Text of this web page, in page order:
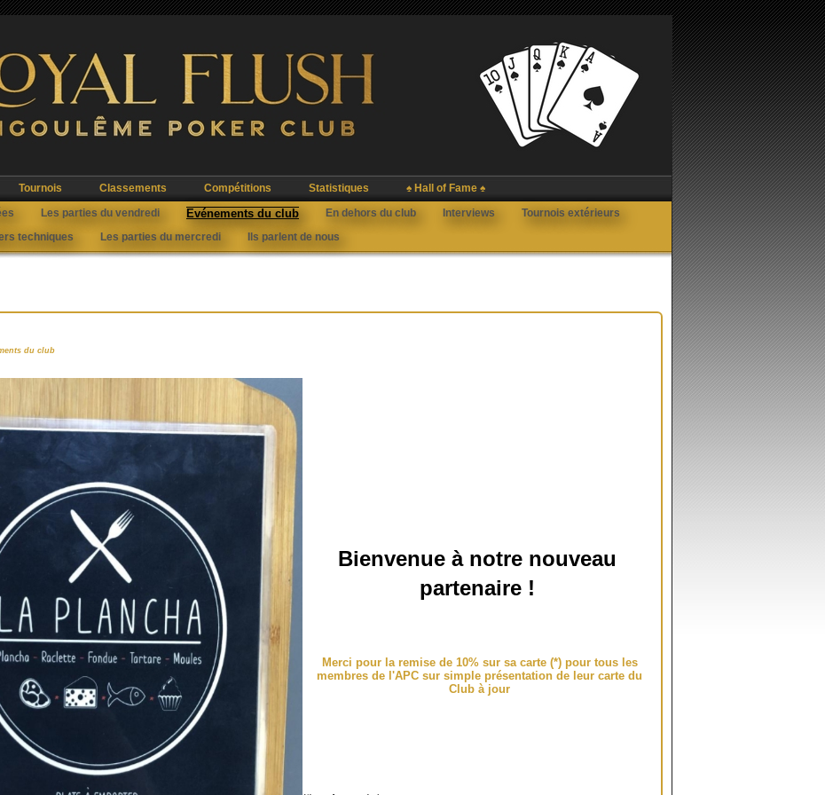
Tournois Classements Compétitions Statistiques
♠ Hall of Fame ♠
Les parties du vendredi Evénements du club En dehors du club Interviews
Tournois extérieurs
techniques Les parties du mercredi Ils parlent de nous
du club
Bienvenue à notre nouveau
partenaire !
Merci pour la remise de 10% sur sa carte (*) pour tous les
membres de l'APC sur simple présentation de leur carte du
Club à jour